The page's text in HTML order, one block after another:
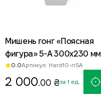
Мишень гонг «Поясная
фигура» 5-А 300х230 мм
Hardox 500 — стальная
мишень для стрельбы
0.0Артикул: Hard10-n5А
2 000.00 ₴за 1 ед.